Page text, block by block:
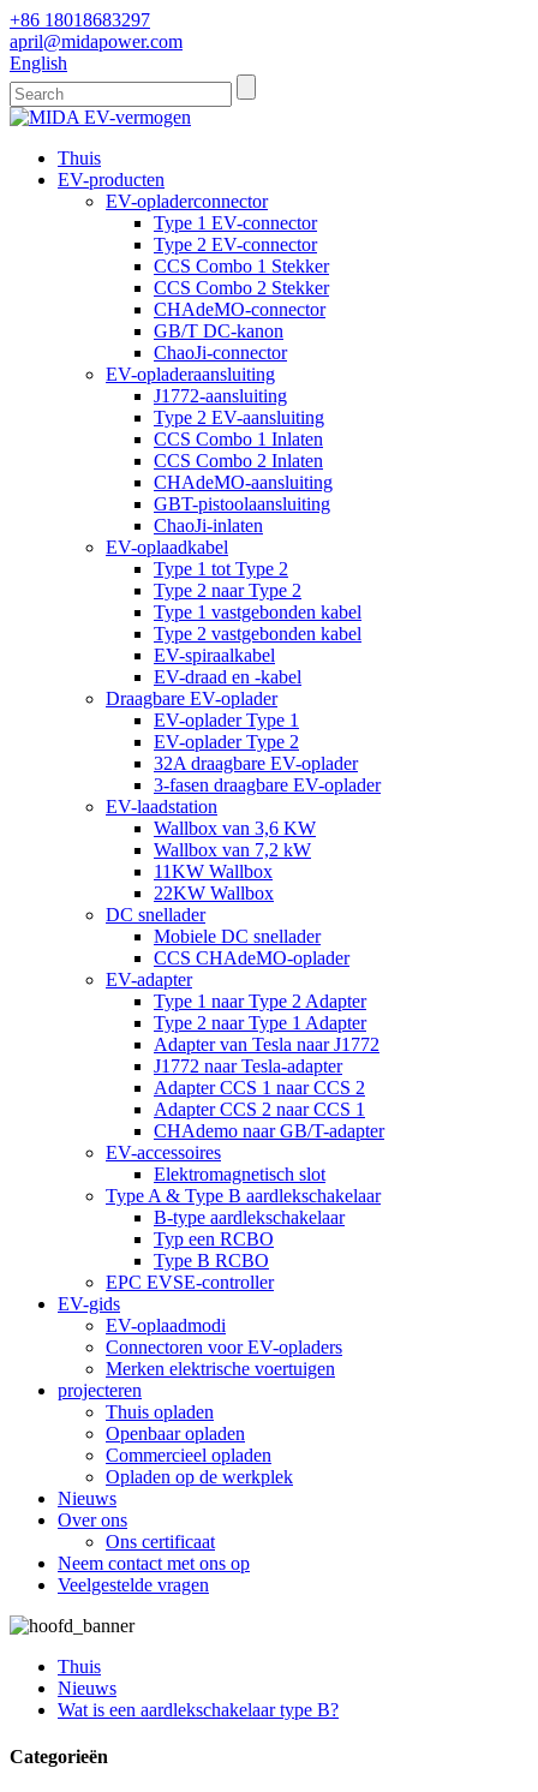
+86 18018683297
april@midapower.com
English
Thuis
EV-producten
EV-opladerconnector
Type 1 EV-connector
Type 2 EV-connector
CCS Combo 1 Stekker
CCS Combo 2 Stekker
CHAdeMO-connector
GB/T DC-kanon
ChaoJi-connector
EV-opladeraansluiting
J1772-aansluiting
Type 2 EV-aansluiting
CCS Combo 1 Inlaten
CCS Combo 2 Inlaten
CHAdeMO-aansluiting
GBT-pistoolaansluiting
ChaoJi-inlaten
EV-oplaadkabel
Type 1 tot Type 2
Type 2 naar Type 2
Type 1 vastgebonden kabel
Type 2 vastgebonden kabel
EV-spiraalkabel
EV-draad en -kabel
Draagbare EV-oplader
EV-oplader Type 1
EV-oplader Type 2
32A draagbare EV-oplader
3-fasen draagbare EV-oplader
EV-laadstation
Wallbox van 3,6 KW
Wallbox van 7,2 kW
11KW Wallbox
22KW Wallbox
DC snellader
Mobiele DC snellader
CCS CHAdeMO-oplader
EV-adapter
Type 1 naar Type 2 Adapter
Type 2 naar Type 1 Adapter
Adapter van Tesla naar J1772
J1772 naar Tesla-adapter
Adapter CCS 1 naar CCS 2
Adapter CCS 2 naar CCS 1
CHAdemo naar GB/T-adapter
EV-accessoires
Elektromagnetisch slot
Type A & Type B aardlekschakelaar
B-type aardlekschakelaar
Typ een RCBO
Type B RCBO
EPC EVSE-controller
EV-gids
EV-oplaadmodi
Connectoren voor EV-opladers
Merken elektrische voertuigen
projecteren
Thuis opladen
Openbaar opladen
Commercieel opladen
Opladen op de werkplek
Nieuws
Over ons
Ons certificaat
Neem contact met ons op
Veelgestelde vragen
Thuis
Nieuws
Wat is een aardlekschakelaar type B?
Categorieën